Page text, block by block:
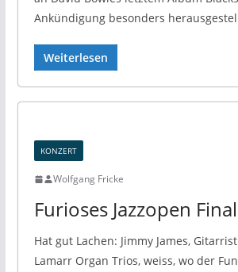
Ankündigung besonders
Weiterlesen
KONZERT
Wolfgang Fricke
Furioses Jazzopen
Hat gut Lachen: Jimmy James,
Lamarr Organ Trios, weiss, wo der